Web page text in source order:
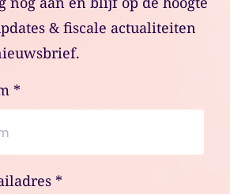
& fiscale actualiteiten
*
*